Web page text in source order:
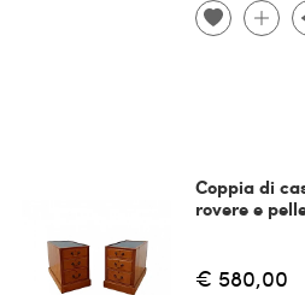
Coppia di
rovere e
€ 580,00